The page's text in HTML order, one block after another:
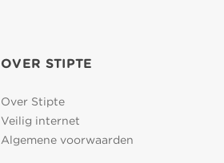
OVER STIPTE
Over Stipte
Veilig internet
Algemene voorwaarden